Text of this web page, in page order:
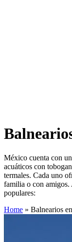
México cuenta con
acuáticos con
termales. Cada uno
familia o con amigos.
populares:
Home » Balnearios